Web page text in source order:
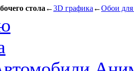
стола ←3D графика ←Обои для